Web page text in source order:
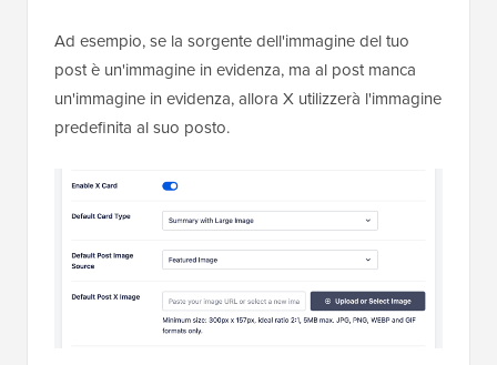
Ad esempio, se la sorgente dell'immagine del tuo
post è un'immagine in evidenza, ma al post manca
un'immagine in evidenza, allora X utilizzerà l'immagine
predefinita al suo posto.